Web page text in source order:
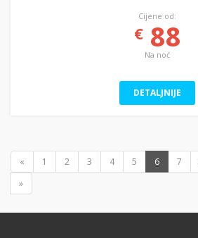
Cijene od:
€88
Na noć
DETALJNIJE
« 1 2 3 4 5 6 7
»